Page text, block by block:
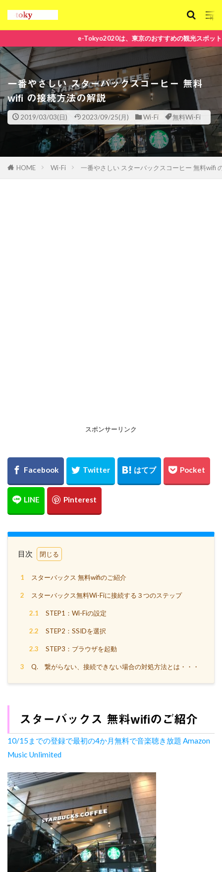
e-Tokyo2020は、東京のおすすめの観光スポット、グルメ、ヘルスUP
一番やさしい スターバックスコーヒー 無料
wifi の接続方法の解説
2019/03/03(日) 2023/09/25(月) Wi-Fi 無料Wi-Fi
HOME Wi-Fi 一番やさしい スターバックスコーヒー 無料wifi
スポンサーリンク
目次
1 スターバックス 無料wifiのご紹介
2 スターバックス無料Wi-Fiに接続する３つのステップ
2.1 STEP1：Wi-Fiの設定
2.2 STEP2：SSIDを選択
2.3 STEP3：ブラウザを起動
3 Q. 繋がらない、接続できない場合の対処方法とは・・・
スターバックス 無料wifiのご紹介
10/15までの登録で最初の4か月無料で音楽聴き放題 Amazon
Music Unlimited